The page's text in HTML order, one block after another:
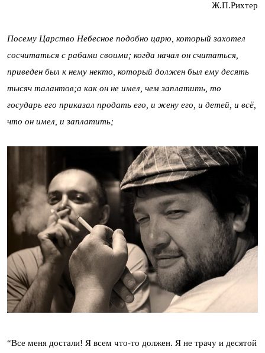
Ж.П.Рихтер
Посему Царство Небесное подобно царю, который захотел
сосчитаться с рабами своими; когда начал он считаться,
приведен был к нему некто, который должен был ему десять
тысяч талантов;а как он не имел, чем заплатить, то
государь его приказал продать его, и жену его, и детей, и всё,
что он имел, и заплатить;
“Все меня достали! Я всем что-то должен. Я не трачу и десятой